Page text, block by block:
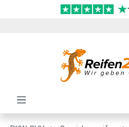
Zum Hauptinhalt springen